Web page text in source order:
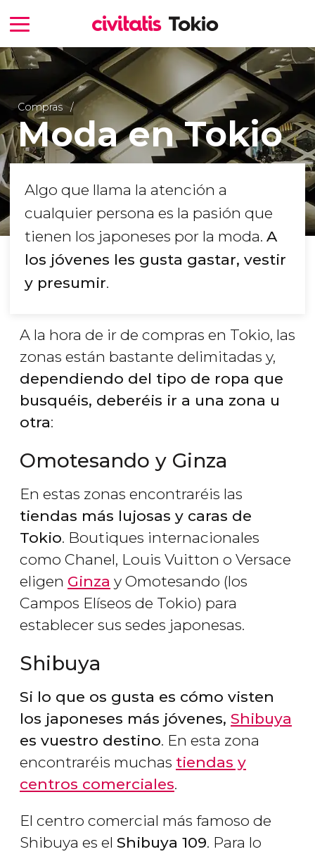
Compras
Moda en Tokio
Algo que llama la atención a
cualquier persona es la pasión que
tienen los japoneses por la moda. A
los jóvenes les gusta gastar, vestir
y presumir.
A la hora de ir de compras en Tokio, las
zonas están bastante delimitadas y,
dependiendo del tipo de ropa que
busquéis, deberéis ir a una zona u
otra:
Omotesando y Ginza
En estas zonas encontraréis las
tiendas más lujosas y caras de
Tokio. Boutiques internacionales
como Chanel, Louis Vuitton o Versace
eligen Ginza y Omotesando (los
Campos Elíseos de Tokio) para
establecer sus sedes japonesas.
Shibuya
Si lo que os gusta es cómo visten
los japoneses más jóvenes, Shibuya
es vuestro destino. En esta zona
encontraréis muchas tiendas y
centros comerciales.
El centro comercial más famoso de
Shibuya es el Shibuya 109. Para lo